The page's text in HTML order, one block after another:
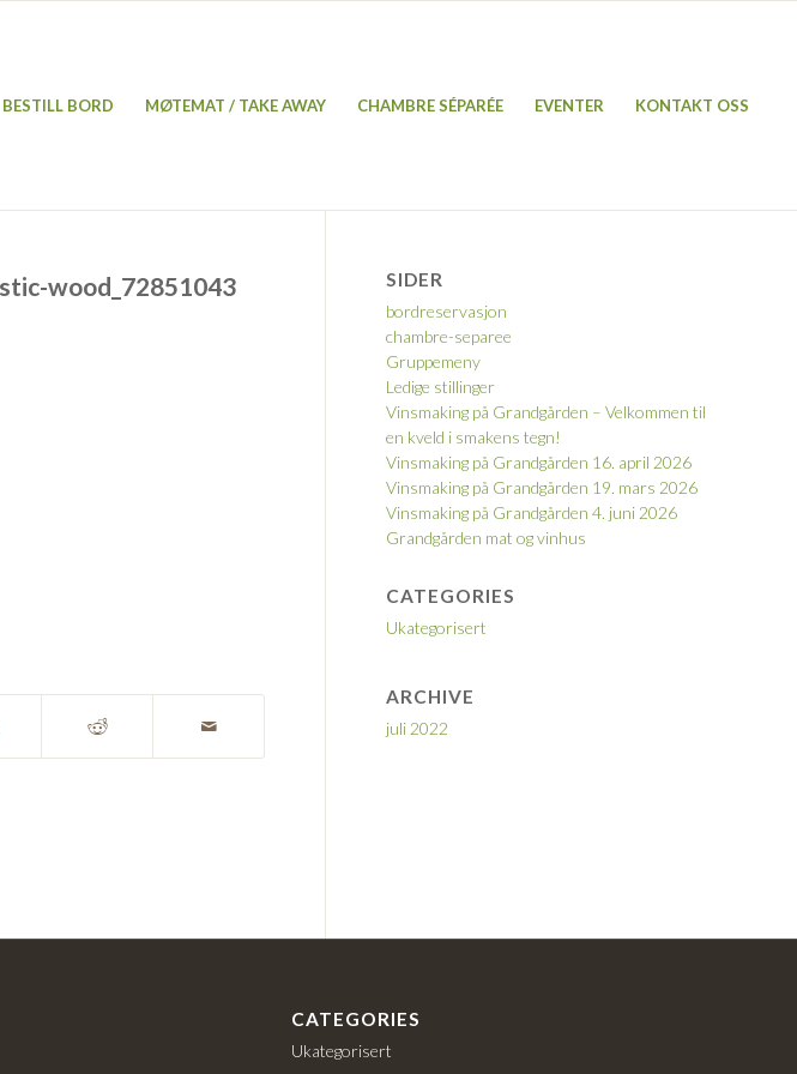
BESTILL BORD MØTEMAT / TAKE AWAY CHAMBRE SÉPARÉE EVENTER KONTAKT OSS
wood_72851043
SIDER
bordreservasjon
chambre-separee
Gruppemeny
Ledige stillinger
Vinsmaking på Grandgården – Velkommen til
en kveld i smakens tegn!
Vinsmaking på Grandgården 16. april 2026
Vinsmaking på Grandgården 19. mars 2026
Vinsmaking på Grandgården 4. juni 2026
Grandgården mat og vinhus
CATEGORIES
Ukategorisert
ARCHIVE
juli 2022
CATEGORIES
Ukategorisert